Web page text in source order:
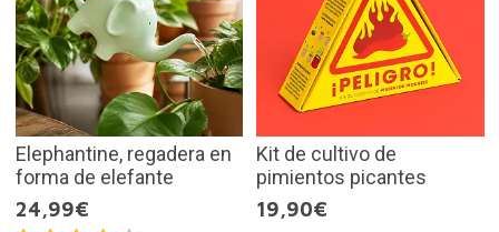
Elephantine, regadera en
forma de elefante
24,99€
Kit de cultivo de
pimientos picantes
19,90€